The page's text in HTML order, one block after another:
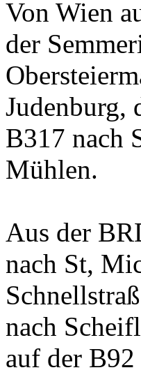
Von Wien
der
Judenburg,
B317 nach
Mühlen.
Aus der
nach St,
nach
auf der